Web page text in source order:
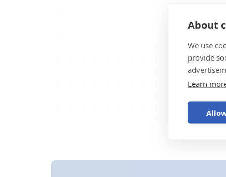
About
We use
provide
Learn